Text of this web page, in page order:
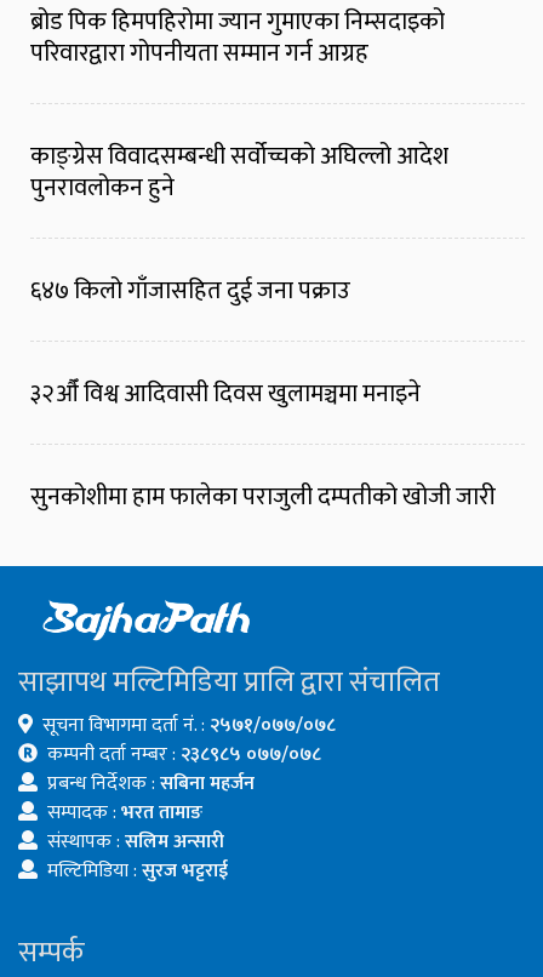
ब्रोड पिक हिमपहिरोमा ज्यान गुमाएका निम्सदाइको
परिवारद्वारा गोपनीयता सम्मान गर्न आग्रह
काङ्ग्रेस विवादसम्बन्धी सर्वोच्चको अघिल्लो आदेश
पुनरावलोकन हुने
६४७ किलो गाँजासहित दुई जना पक्राउ
३२औँ विश्व आदिवासी दिवस खुलामञ्चमा मनाइने
सुनकोशीमा हाम फालेका पराजुली दम्पतीको खोजी जारी
साझापथ मल्टिमिडिया प्रालि द्वारा संचालित
सूचना विभागमा दर्ता नं. : २५७१/०७७/०७८
कम्पनी दर्ता नम्बर : २३८९८५ ०७७/०७८
प्रबन्ध निर्देशक :सबिना महर्जन
सम्पादक :भरत तामाङ
संस्थापक :सलिम अन्सारी
मल्टिमिडिया :सुरज भट्टराई
सम्पर्क